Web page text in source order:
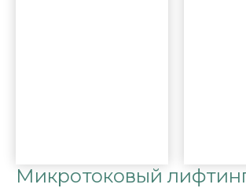
Микротоковый